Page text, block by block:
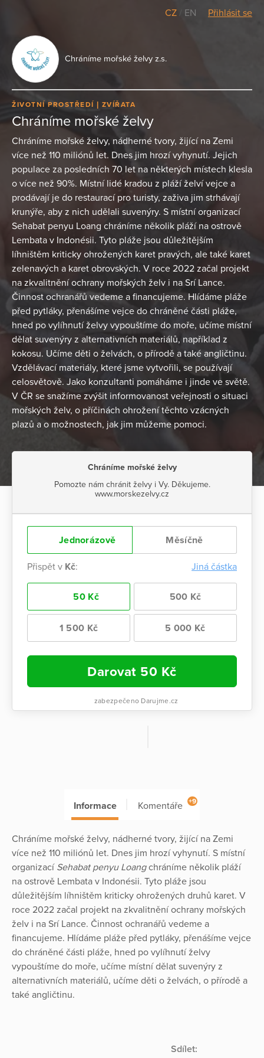
CZ / EN Přihlásit se
Chráníme mořské želvy z.s.
ŽIVOTNÍ PROSTŘEDÍ ZVÍŘATA
Chráníme mořské želvy
Chráníme mořské želvy, nádherné tvory, žijící na Zemi
více než 110 miliónů let. Dnes jim hrozí vyhynutí. Jejich
populace za posledních 70 let na některých místech klesla
o více než 90%. Místní lidé kradou z pláží želví vejce a
prodávají je do restaurací pro turisty, zaživa jim strhávají
krunýře, aby z nich udělali suvenýry. S místní organizací
Sehabat penyu Loang chráníme několik pláží na ostrově
Lembata v Indonésii. Tyto pláže jsou důležitějším
líhništěm kriticky ohrožených karet pravých, ale také karet
zelenavých a karet obrovských. V roce 2022 začal projekt
na zkvalitnění ochrany mořských želv i na Srí Lance.
Činnost ochranářů vedeme a financujeme. Hlídáme pláže
před pytláky, přenášíme vejce do chráněné části pláže,
hned po vylíhnutí želvy vypouštíme do moře, učíme místní
dělat suvenýry z alternativních materiálů, například z
kokosu. Učíme děti o želvách, o přírodě a také angličtinu.
Vzdělávací materiály, které jsme vytvořili, se používají
celosvětově. Jako konzultanti pomáháme i jinde ve světě.
V ČR se snažíme zvýšit informovanost veřejnosti o situaci
mořských želv, o příčinách ohrožení těchto vzácných
plazů a o možnostech, jak jim můžeme pomoci.
Chráníme mořské želvy
Pomozte nám chránit želvy i Vy. Děkujeme.
www.morskezelvy.cz
Jednorázově Měsíčně
Přispět v Kč: Jiná částka
50 Kč 500 Kč
1 500 Kč 5 000 Kč
Darovat 50 Kč
zabezpečeno Darujme.cz
Informace Komentáře +9
Chráníme mořské želvy, nádherné tvory, žijící na Zemi
více než 110 miliónů let. Dnes jim hrozí vyhynutí. S místní
organizací Sehabat penyu Loangchráníme několik pláží
na ostrově Lembata v Indonésii. Tyto pláže jsou
důležitějším líhništěm kriticky ohrožených druhů karet. V
roce 2022 začal projekt na zkvalitnění ochrany mořských
želv i na Srí Lance. Činnost ochranářů vedeme a
financujeme. Hlídáme pláže před pytláky, přenášíme vejce
do chráněné části pláže, hned po vylíhnutí želvy
vypouštíme do moře, učíme místní dělat suvenýry z
alternativních materiálů, učíme děti o želvách, o přírodě a
také angličtinu.
Sdílet: